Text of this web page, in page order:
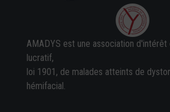
AMADYS est une association d'intérêt
lucratif,
loi 1901, de malades atteints de
hémifacial.